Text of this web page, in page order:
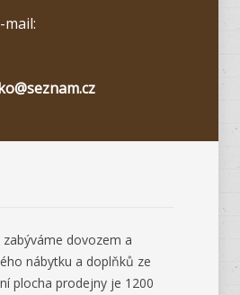
mail:
dovozem a
nábytku a doplňků ze
plocha prodejny je 1200